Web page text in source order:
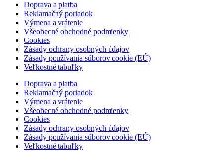
Doprava a platba
Reklamačný poriadok
Výmena a vrátenie
Všeobecné obchodné podmienky
Cookies
Zásady ochrany osobných údajov
Zásady používania súborov cookie (EÚ)
Veľkostné tabuľky
Doprava a platba
Reklamačný poriadok
Výmena a vrátenie
Všeobecné obchodné podmienky
Cookies
Zásady ochrany osobných údajov
Zásady používania súborov cookie (EÚ)
Veľkostné tabuľky